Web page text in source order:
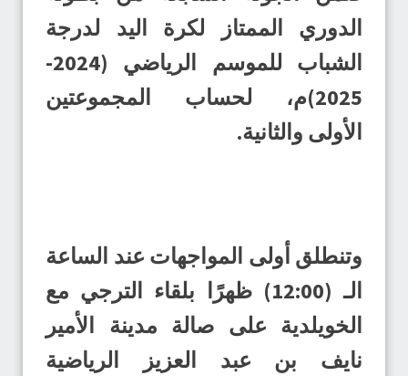
الدوري الممتاز لكرة اليد لدرجة
الشباب للموسم الرياضي (2024-
2025)م، لحساب المجموعتين
الأولى والثانية.
وتنطلق أولى المواجهات عند الساعة
الـ (12:00) ظهرًا بلقاء الترجي مع
الخويلدية على صالة مدينة الأمير
نايف بن عبد العزيز الرياضية